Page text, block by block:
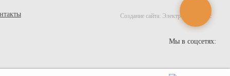
Мы в соцсетях:
Создание сайта: Электронный офис